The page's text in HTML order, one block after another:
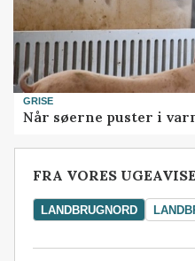
GRISE
Når søerne puster i
FRA VORES
LANDBRUGNORD